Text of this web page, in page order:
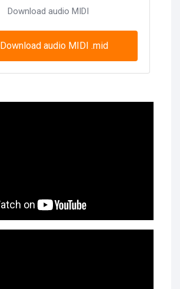
Download audio MIDI
Download audio MIDI .mid